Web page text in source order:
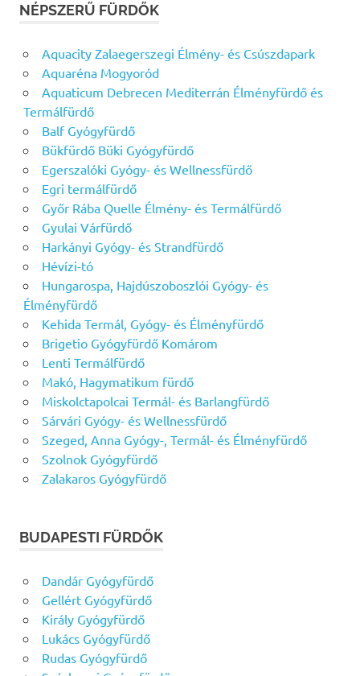
NÉPSZERŰ FÜRDŐK
Aquacity Zalaegerszegi Élmény- és Csúszdapark
Aquaréna Mogyoród
Aquaticum Debrecen Mediterrán Élményfürdő és
Termálfürdő
Balf Gyógyfürdő
Bükfürdő Büki Gyógyfürdő
Egerszalóki Gyógy- és Wellnessfürdő
Egri termálfürdő
Győr Rába Quelle Élmény- és Termálfürdő
Gyulai Várfürdő
Harkányi Gyógy- és Strandfürdő
Hévízi-tó
Hungarospa, Hajdúszoboszlói Gyógy- és
Élményfürdő
Kehida Termál, Gyógy- és Élményfürdő
Brigetio Gyógyfürdő Komárom
Lenti Termálfürdő
Makó, Hagymatikum fürdő
Miskolctapolcai Termál- és Barlangfürdő
Sárvári Gyógy- és Wellnessfürdő
Szeged, Anna Gyógy-, Termál- és Élményfürdő
Szolnok Gyógyfürdő
Zalakaros Gyógyfürdő
BUDAPESTI FÜRDŐK
Dandár Gyógyfürdő
Gellért Gyógyfürdő
Király Gyógyfürdő
Lukács Gyógyfürdő
Rudas Gyógyfürdő